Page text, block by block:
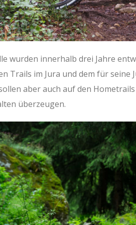
wurden innerhalb drei Jahre
Trails im Jura und dem für
aber auch auf den
überzeugen.